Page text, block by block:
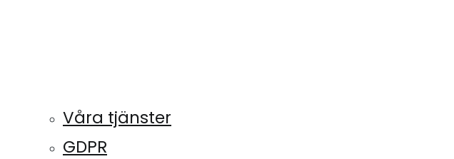
Våra tjänster
GDPR